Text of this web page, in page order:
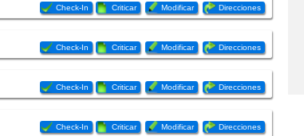
Check-In Criticar Modificar Direcciones
Check-In Criticar Modificar Direcciones
Check-In Criticar Modificar Direcciones
Check-In Criticar Modificar Direcciones